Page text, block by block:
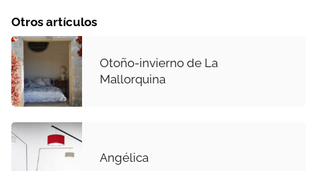
Otros artículos
Otoño-invierno de La
Mallorquina
Angélica